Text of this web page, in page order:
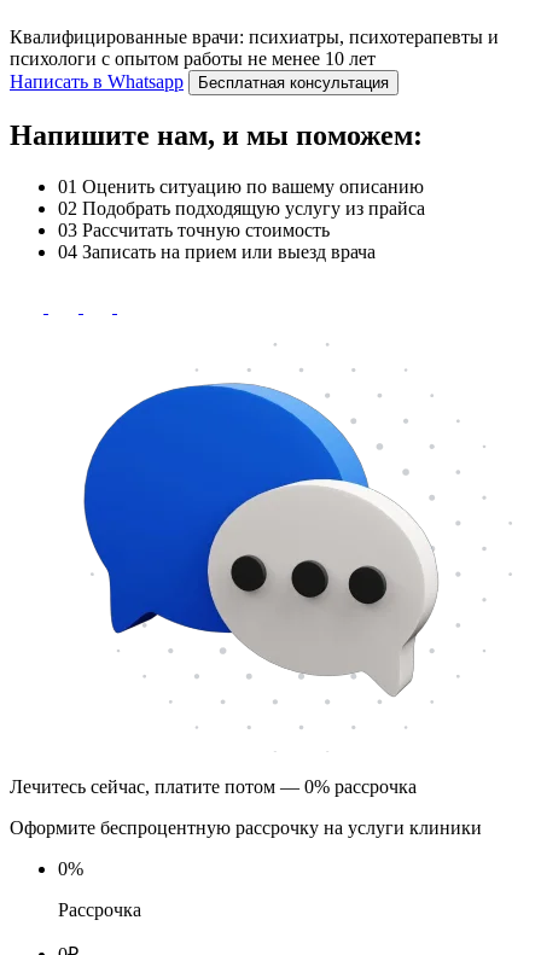
Квалифицированные врачи: психиатры, психотерапевты и
психологи с опытом работы не менее 10 лет
Написать в Whatsapp
Бесплатная консультация
Напишите нам, и мы поможем:
01 Оценить ситуацию по вашему описанию
02 Подобрать подходящую услугу из прайса
03 Рассчитать точную стоимость
04 Записать на прием или выезд врача
Лечитесь сейчас, платите потом — 0% рассрочка
Оформите беспроцентную рассрочку на услуги клиники
0%
Рассрочка